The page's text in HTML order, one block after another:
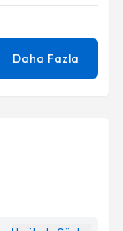
Daha Fazla